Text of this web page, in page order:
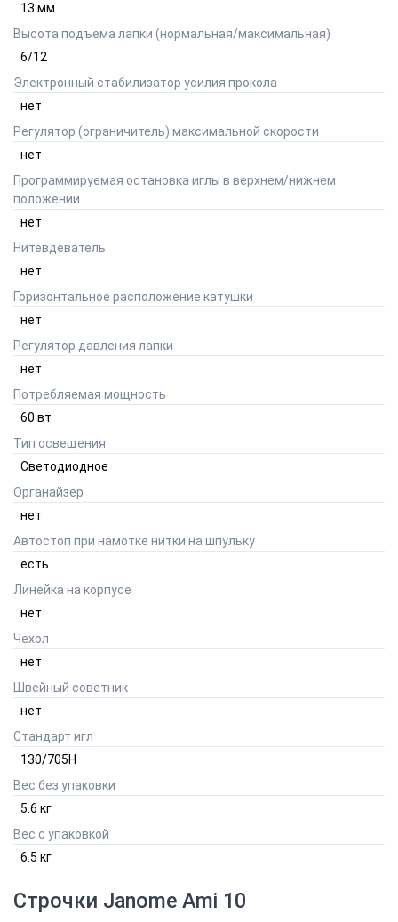
13 мм
Высота подъема лапки (нормальная/максимальная)
6/12
Электронный стабилизатор усилия прокола
нет
Регулятор (ограничитель) максимальной скорости
нет
Программируемая остановка иглы в верхнем/нижнем
положении
нет
Нитевдеватель
нет
Горизонтальное расположение катушки
нет
Регулятор давления лапки
нет
Потребляемая мощность
60 вт
Тип освещения
Светодиодное
Органайзер
нет
Автостоп при намотке нитки на шпульку
есть
Линейка на корпусе
нет
Чехол
нет
Швейный советник
нет
Стандарт игл
130/705H
Вес без упаковки
5.6 кг
Вес с упаковкой
6.5 кг
Строчки Janome Ami 10